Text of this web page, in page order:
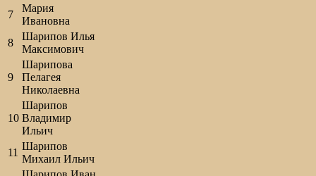
7
Мария
Ивановна
8
Шарипов Илья
Максимович
9
Шарипова
Пелагея
Николаевна
10
Шарипов
Владимир
Ильич
11
Шарипов
Михаил Ильич